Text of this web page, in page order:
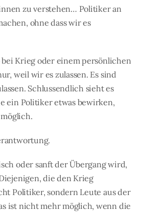
zu verstehen… Politiker an
ohne dass wir es
bei Krieg oder einem persönlichen
weil wir es zulassen. Es sind
Schlussendlich sieht es
ein Politiker etwas bewirken,
oder sanft der Übergang wird,
die den Krieg
Politiker, sondern Leute aus der
ist nicht mehr möglich, wenn die